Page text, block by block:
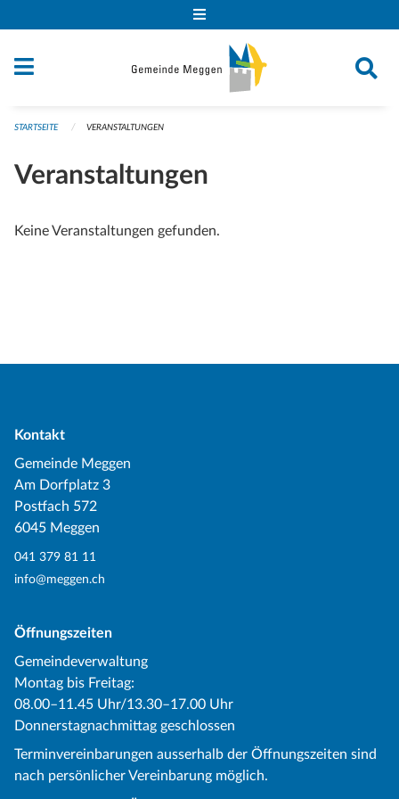
STARTSEITE VERANSTALTUNGEN
Veranstaltungen
Keine Veranstaltungen gefunden.
Kontakt
Gemeinde Meggen
Am Dorfplatz 3
Postfach 572
6045 Meggen
041 379 81 11
info@meggen.ch
Öffnungszeiten
Gemeindeverwaltung
Montag bis Freitag:
08.00–11.45 Uhr/13.30–17.00 Uhr
Donnerstagnachmittag geschlossen
Terminvereinbarungen ausserhalb der Öffnungszeiten sind
nach persönlicher Vereinbarung möglich.